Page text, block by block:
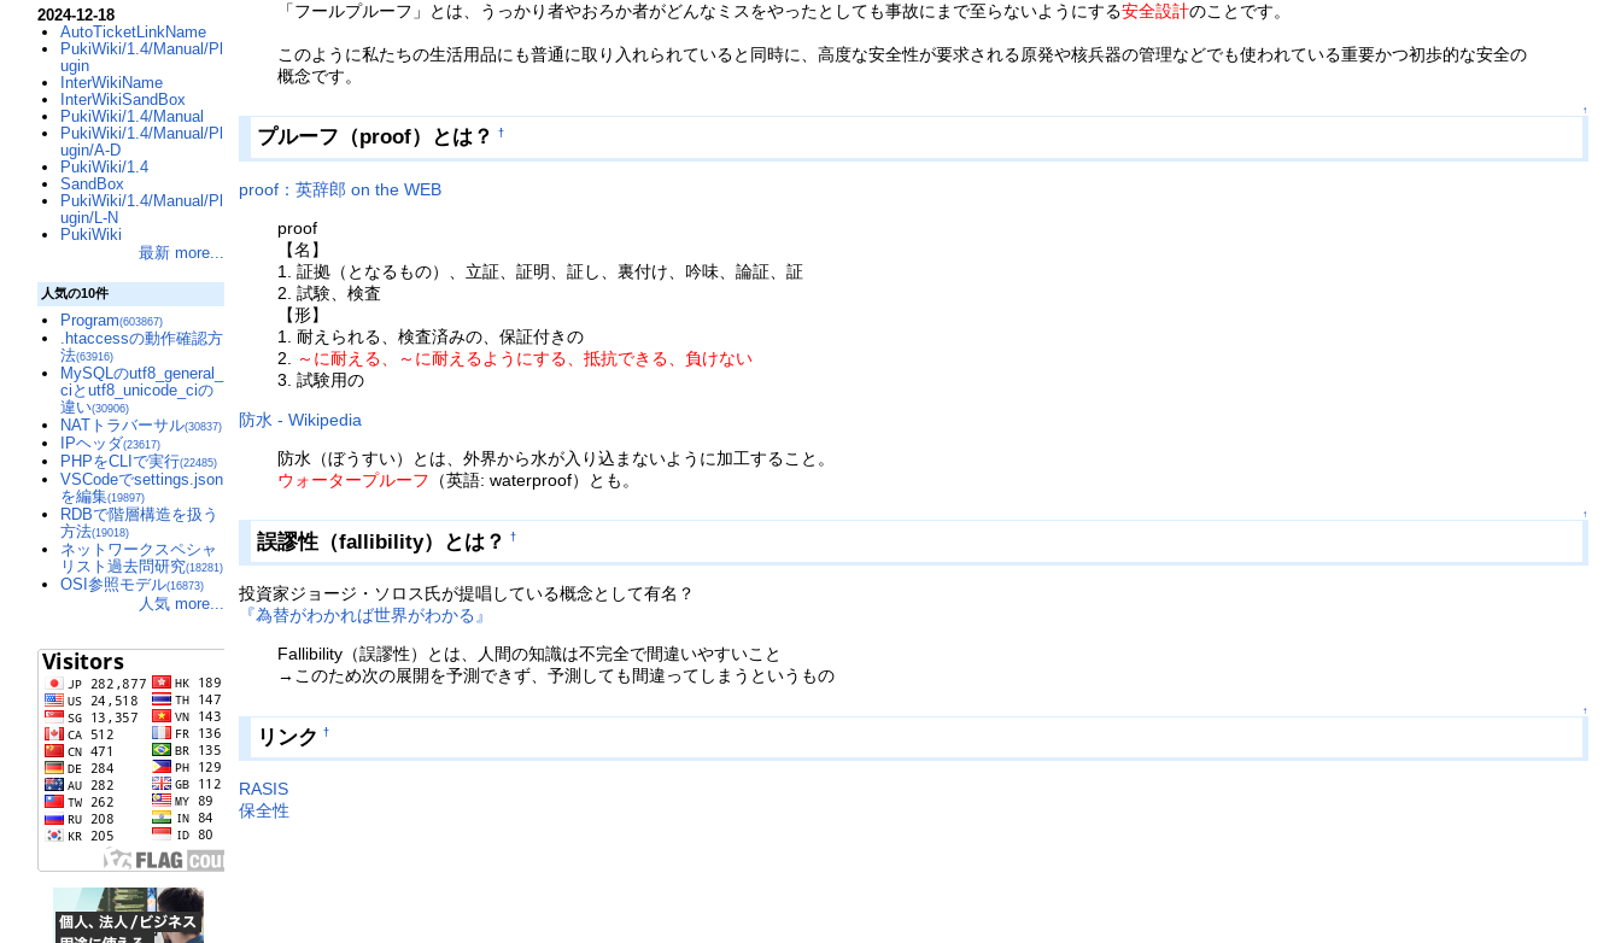
「フールプルーフ」とは、うっかり者やおろか者がどんなミスをやったとしても事故にまで至らないようにする安全設計のことです。
このように私たちの生活用品にも普通に取り入れられていると同時に、高度な安全性が要求される原発や核兵器の管理などでも使われている重要かつ初歩的な安全の
概念です。
↑
プルーフ（proof）とは？ †
proof：英辞郎 on the WEB
proof
【名】
1. 証拠（となるもの）、立証、証明、証し、裏付け、吟味、論証、証
2. 試験、検査
【形】
1. 耐えられる、検査済みの、保証付きの
2. ～に耐える、～に耐えるようにする、抵抗できる、負けない
3. 試験用の
防水 - Wikipedia
防水（ぼうすい）とは、外界から水が入り込まないように加工すること。
ウォータープルーフ （英語: waterproof）とも。
↑
誤謬性（fallibility）とは？ †
投資家ジョージ・ソロス氏が提唱している概念として有名？
『為替がわかれば世界がわかる』
Fallibility（誤謬性）とは、人間の知識は不完全で間違いやすいこと
→このため次の展開を予測できず、予測しても間違ってしまうというもの
↑
リンク †
RASIS
保全性
2024-12-18
AutoTicketLinkName
PukiWiki/1.4/Manual/Pl
ugin
InterWikiName
InterWikiSandBox
PukiWiki/1.4/Manual
PukiWiki/1.4/Manual/Pl
ugin/A-D
PukiWiki/1.4
SandBox
PukiWiki/1.4/Manual/Pl
ugin/L-N
PukiWiki
最新 more...
人気の10件
Program(603867)
.htaccessの動作確認方
法(63916)
MySQLのutf8_general_
ciとutf8_unicode_ciの
違い(30906)
NATトラバーサル(30837)
IPヘッダ(23617)
PHPをCLIで実行(22485)
VSCodeでsettings.json
を編集(19897)
RDBで階層構造を扱う
方法(19018)
ネットワークスペシャ
リスト過去問研究(18281)
OSI参照モデル(16873)
人気 more...